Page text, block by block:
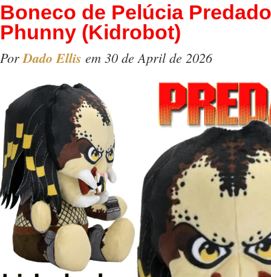
Boneco de Pelúcia
Phunny (Kidrobot)
PorDado Ellis em 30 de April de 2026